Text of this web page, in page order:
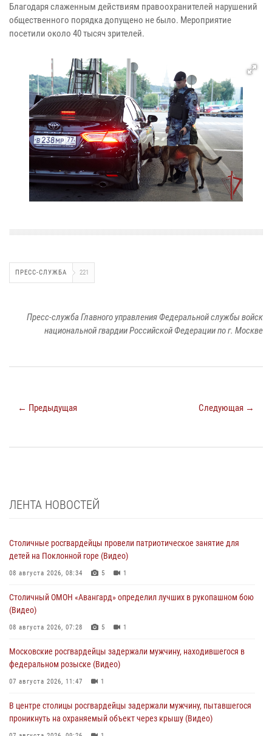
Благодаря слаженным действиям правоохранителей нарушений
общественного порядка допущено не было. Мероприятие
посетили около 40 тысяч зрителей.
ПРЕСС-СЛУЖБА 221
Пресс-служба Главного управления Федеральной службы войск
национальной гвардии Российской Федерации по г. Москве
← Предыдущая Следующая →
ЛЕНТА НОВОСТЕЙ
Столичные росгвардейцы провели патриотическое занятие для
детей на Поклонной горе (Видео)
08 августа 2026, 08:34 5 1
Столичный ОМОН «Авангард» определил лучших в рукопашном бою
(Видео)
08 августа 2026, 07:28 5 1
Московские росгвардейцы задержали мужчину, находившегося в
федеральном розыске (Видео)
07 августа 2026, 11:47 1
В центре столицы росгвардейцы задержали мужчину, пытавшегося
проникнуть на охраняемый объект через крышу (Видео)